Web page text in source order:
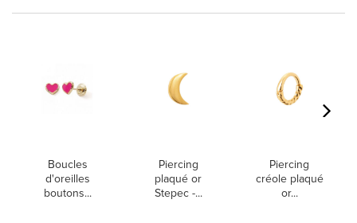
Boucles
d'oreilles
boutons...
Piercing
plaqué or
Stepec -...
Piercing
créole plaqué
or...